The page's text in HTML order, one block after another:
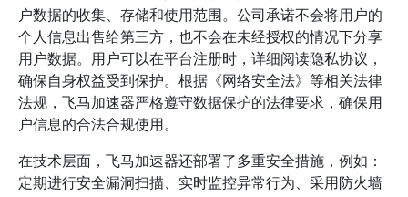
户数据的收集、存储和使用范围。公司承诺不会将用户的
个人信息出售给第三方，也不会在未经授权的情况下分享
用户数据。用户可以在平台注册时，详细阅读隐私协议，
确保自身权益受到保护。根据《网络安全法》等相关法律
法规，飞马加速器严格遵守数据保护的法律要求，确保用
户信息的合法合规使用。
在技术层面，飞马加速器还部署了多重安全措施，例如：
定期进行安全漏洞扫描、实时监控异常行为、采用防火墙